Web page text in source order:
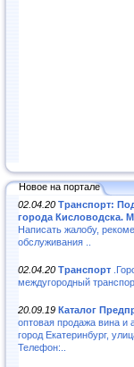
Новое на портале
02.04.20 Транспорт:
города Кисловодска.
Написать жалобу,
обслуживания ..
02.04.20 Транспорт
междугородный
20.09.19 Каталог
оптовая продажа вина и
город Екатеринбург,
Телефон:..